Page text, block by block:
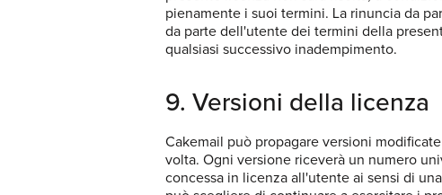
pienamente i suoi termini. La rinuncia da
da parte dell'utente dei termini della
qualsiasi successivo inadempimento.
9. Versioni della licenza
Cakemail può propagare versioni
volta. Ogni versione riceverà un numero
concessa in licenza all'utente ai sensi di